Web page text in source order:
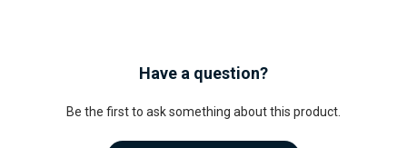
Have a question?
Be the first to ask something about this product.